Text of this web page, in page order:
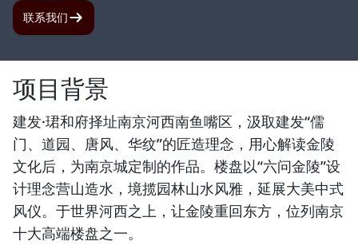
联系我们
项目背景
建发·珺和府择址南京河西南鱼嘴区，汲取建发“儒
门、道园、唐风、华纹”的匠造理念，用心解读金陵
文化后，为南京城定制的作品。楼盘以“六问金陵”设
计理念营山造水，境揽园林山水风雅，延展大美中式
风仪。于世界河西之上，让金陵重回东方，位列南京
十大高端楼盘之一。